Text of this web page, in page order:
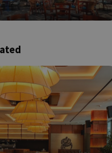
LangCookie
takeOverCookie